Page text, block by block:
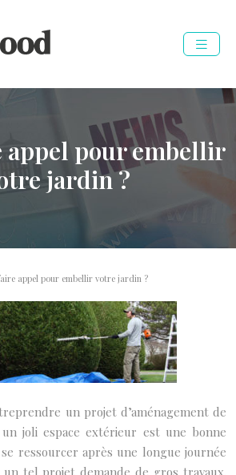
appel pour embellir
jardin ?
appel pour embellir votre jardin ?
un projet d’aménagement de
joli espace extérieur est une bonne
ressourcer après une longue journée
tel projet demande de gros travaux.